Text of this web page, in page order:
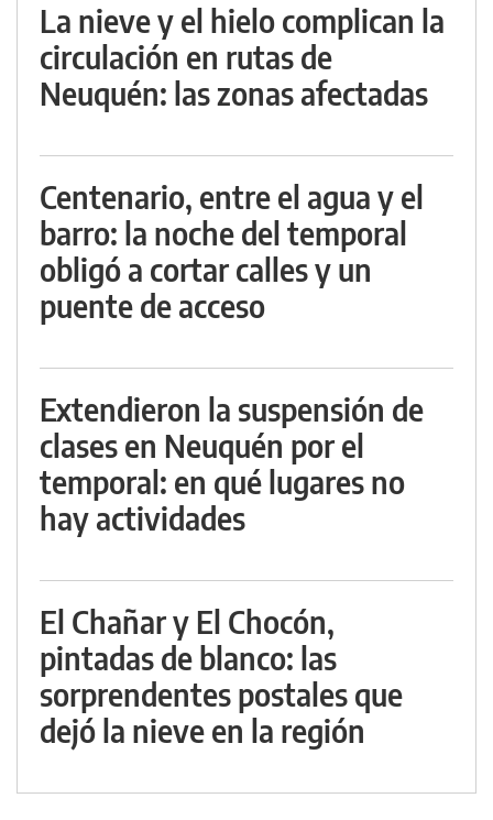
La nieve y el hielo complican la
circulación en rutas de
Neuquén: las zonas afectadas
Centenario, entre el agua y el
barro: la noche del temporal
obligó a cortar calles y un
puente de acceso
Extendieron la suspensión de
clases en Neuquén por el
temporal: en qué lugares no
hay actividades
El Chañar y El Chocón,
pintadas de blanco: las
sorprendentes postales que
dejó la nieve en la región